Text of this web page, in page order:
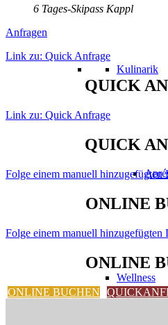
Kulinarik
Wellness
6 Tages-Skipass Kappl
Anfragen
Link zu: Quick Anfrage
QUICK
Link zu: Quick Anfrage
QUICK
Folge einem manuell hinzugefügten
ONLINE
Folge einem manuell hinzugefügten
ONLINE
ONLINE BUCHEN